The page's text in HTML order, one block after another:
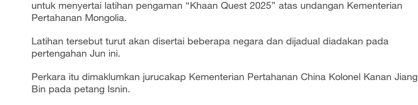
untuk menyertai latihan pengaman “Khaan Quest 2025” atas undangan Kementerian
Pertahanan Mongolia.
Latihan tersebut turut akan disertai beberapa negara dan dijadual diadakan pada
pertengahan Jun ini.
Perkara itu dimaklumkan jurucakap Kementerian Pertahanan China Kolonel Kanan Jiang
Bin pada petang Isnin.